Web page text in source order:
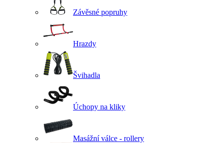
Závěsné popruhy
Hrazdy
Švihadla
Úchopy na kliky
Masážní válce - rollery